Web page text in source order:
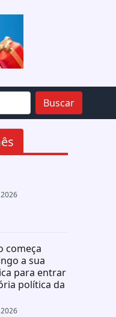
Buscar
começa
a sua
para entrar
política da